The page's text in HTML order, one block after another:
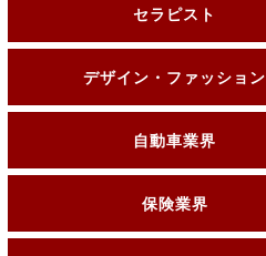
セラピスト
デザイン・ファッション
自動車業界
保険業界